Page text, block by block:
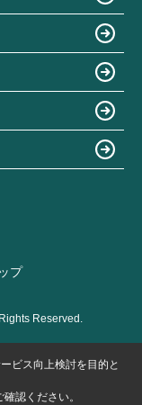
プ
Reserved.
ビス向上検討を目的と
確認ください。